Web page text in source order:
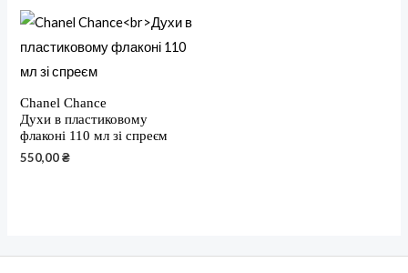
Chanel Chance
Духи в пластиковому
флаконі 110 мл зі спреєм
550,00₴